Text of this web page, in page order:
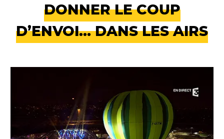
DONNER LE COUP
D’ENVOI… DANS LES AIRS